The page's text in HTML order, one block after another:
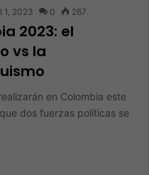
1, 2023 0 267
2023: el
vs la
en Colombia este
dos fuerzas políticas se